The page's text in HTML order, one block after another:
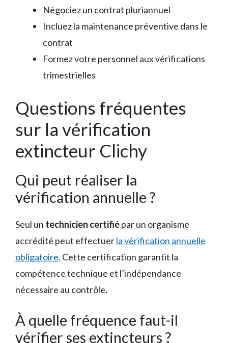
Négociez un contrat pluriannuel
Incluez la maintenance préventive dans le
contrat
Formez votre personnel aux vérifications
trimestrielles
Questions fréquentes
sur la vérification
extincteur Clichy
Qui peut réaliser la
vérification annuelle ?
Seul un technicien certifiépar un organisme
accrédité peut effectuerla vérification annuelle
obligatoire. Cette certification garantit la
compétence technique et l’indépendance
nécessaire au contrôle.
À quelle fréquence faut-il
vérifier ses extincteurs ?